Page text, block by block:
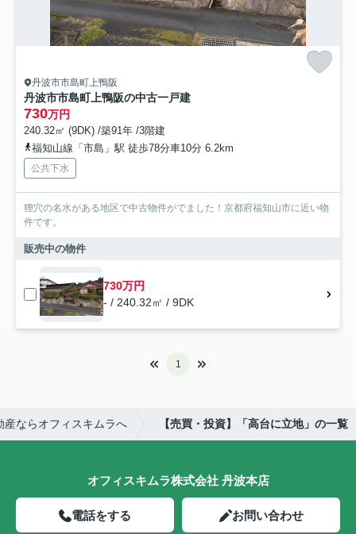
丹波市市島町上鴨阪
丹波市市島町上鴨阪の中古一戸建
730万円
240.32㎡ (9DK) /築91年 /3階建
福知山線「市島」駅 徒歩78分車10分 6.2km
公共下水
狸穴の名水がある地区で中古物件がでました！京都府福知山市に近い物
件です。
販売中の物件
730万円
- / 240.32㎡ / 9DK
1
ならオフィスキムラへ 【売買・投資】「高台に立地」の一覧
オフィスキムラ株式会社 丹波本店
電話をする お問い合わせ